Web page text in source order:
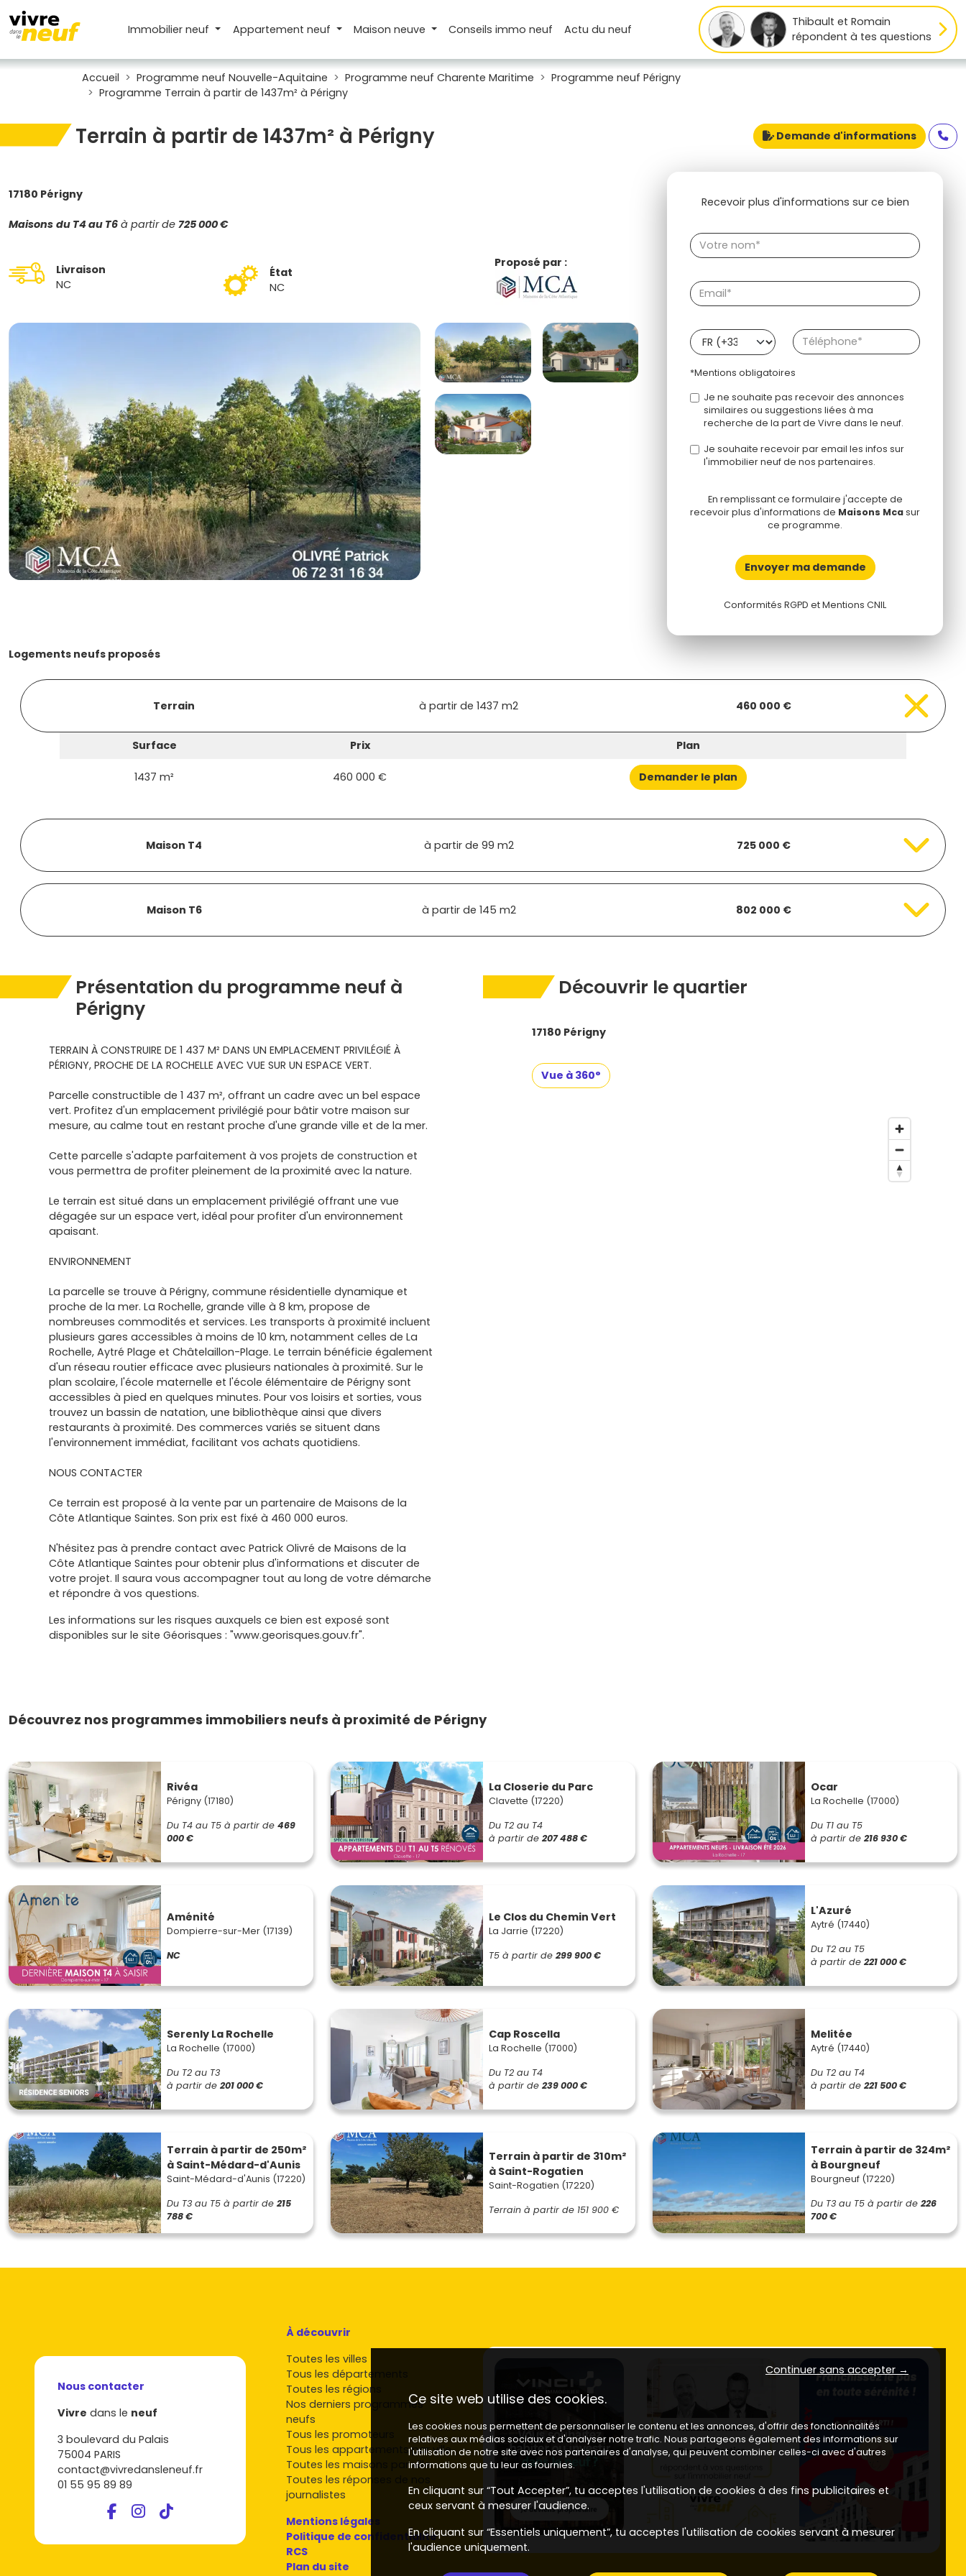
Immobilier neuf Appartement neuf Maison neuve Conseilsimmo neuf Actudu neuf
Thibault et Romain
répondent à tes questions
Accueil Programme neuf Nouvelle-Aquitaine Programme neuf Charente Maritime
Programme neuf Périgny
Programme Terrain à partir de 1437m² à Périgny
Terrain à partir de 1437m² à Périgny Demande d'informations
17180 Périgny
Maisons du T4 au T6 à partir de 725 000 €
Livraison
NC
État
NC
Proposé par :
Recevoir plus d'informations sur ce bien
*Mentions obligatoires
Je ne souhaite pas recevoir des annonces
similaires ou suggestions liées à ma
recherche de la part de Vivre dans le neuf.
Je souhaite recevoir par email les infos sur
l'immobilier neuf de nos partenaires.
En remplissant ce formulaire j'accepte de
recevoir plus d'informations de Maisons Mcasur
ce programme.
Envoyer ma demande
Conformités RGPD et Mentions CNIL
Logements neufs proposés
Terrain à partir de 1437 m2 460 000 €
Surface Prix Plan
1437 m² 460 000 € Demander le plan
Maison T4 à partir de 99 m2 725 000 €
Maison T6 à partir de 145 m2 802 000 €
Présentation du programme neuf à
Périgny
TERRAIN À CONSTRUIRE DE 1 437 M² DANS UN EMPLACEMENT PRIVILÉGIÉ À
PÉRIGNY, PROCHE DE LA ROCHELLE AVEC VUE SUR UN ESPACE VERT.
Parcelle constructible de 1 437 m², offrant un cadre avec un bel espace
vert. Profitez d'un emplacement privilégié pour bâtir votre maison sur
mesure, au calme tout en restant proche d'une grande ville et de la mer.
Cette parcelle s'adapte parfaitement à vos projets de construction et
vous permettra de profiter pleinement de la proximité avec la nature.
Le terrain est situé dans un emplacement privilégié offrant une vue
dégagée sur un espace vert, idéal pour profiter d'un environnement
apaisant.
ENVIRONNEMENT
La parcelle se trouve à Périgny, commune résidentielle dynamique et
proche de la mer. La Rochelle, grande ville à 8 km, propose de
nombreuses commodités et services. Les transports à proximité incluent
plusieurs gares accessibles à moins de 10 km, notamment celles de La
Rochelle, Aytré Plage et Châtelaillon-Plage. Le terrain bénéficie également
d'un réseau routier efficace avec plusieurs nationales à proximité. Sur le
plan scolaire, l'école maternelle et l'école élémentaire de Périgny sont
accessibles à pied en quelques minutes. Pour vos loisirs et sorties, vous
trouvez un bassin de natation, une bibliothèque ainsi que divers
restaurants à proximité. Des commerces variés se situent dans
l'environnement immédiat, facilitant vos achats quotidiens.
NOUS CONTACTER
Ce terrain est proposé à la vente par un partenaire de Maisons de la
Côte Atlantique Saintes. Son prix est fixé à 460 000 euros.
N'hésitez pas à prendre contact avec Patrick Olivré de Maisons de la
Côte Atlantique Saintes pour obtenir plus d'informations et discuter de
votre projet. Il saura vous accompagner tout au long de votre démarche
et répondre à vos questions.
Les informations sur les risques auxquels ce bien est exposé sont
disponibles sur le site Géorisques : "www.georisques.gouv.fr".
Découvrir le quartier
17180 Périgny
Vue à 360°
Découvrez nos programmes immobiliers neufs à proximité de Périgny
Rivéa
Périgny (17180)
Du T4 au T5 à partir de 469
000 €
La Closerie du Parc
Clavette (17220)
Du T2 au T4
à partir de 207 488 €
Ocar
La Rochelle (17000)
Du T1 au T5
à partir de 216 930 €
Aménité
Dompierre-sur-Mer (17139)
NC
Le Clos du Chemin Vert
La Jarrie (17220)
T5 à partir de 299 900 €
L'Azuré
Aytré (17440)
Du T2 au T5
à partir de 221 000 €
Serenly La Rochelle
La Rochelle (17000)
Du T2 au T3
à partir de 201 000 €
Cap Roscella
La Rochelle (17000)
Du T2 au T4
à partir de 239 000 €
Melitée
Aytré (17440)
Du T2 au T4
à partir de 221 500 €
Terrain à partir de 250m²
à Saint-Médard-d'Aunis
Saint-Médard-d'Aunis (17220)
Du T3 au T5 à partir de 215
788 €
Terrain à partir de 310m²
à Saint-Rogatien
Saint-Rogatien (17220)
Terrain à partir de 151 900 €
Terrain à partir de 324m²
à Bourgneuf
Bourgneuf (17220)
Du T3 au T5 à partir de 226
700 €
Nous contacter
Vivre dans le neuf
3 boulevard du Palais
75004 PARIS
contact@vivredansleneuf.fr
01 55 95 89 89
À découvrir
Toutes les villes
Tous les départements
Toutes les régions
Nos derniers programmes
neufs
Tous les promoteurs
Tous les appartements par ville
Toutes les maisons par ville
Toutes les réponses de nos
journalistes
Mentions légales
Politique de confidentialité
RCS
Plan du site
Continuer sans accepter →
Ce site web utilise des cookies.
Les cookies nous permettent de personnaliser le contenu et les annonces, d'offrir des fonctionnalités
relatives aux médias sociaux et d'analyser notre trafic. Nous partageons également des informations sur
l'utilisation de notre site avec nos partenaires d'analyse, qui peuvent combiner celles-ci avec d'autres
informations que tu leur as fournies.
En cliquant sur “Tout Accepter”, tu acceptes l'utilisation de cookies à des fins publicitaires et
ceux servant à mesurer l'audience.
En cliquant sur “Essentiels uniquement”, tu acceptes l'utilisation de cookies servant à mesurer
l'audience uniquement.